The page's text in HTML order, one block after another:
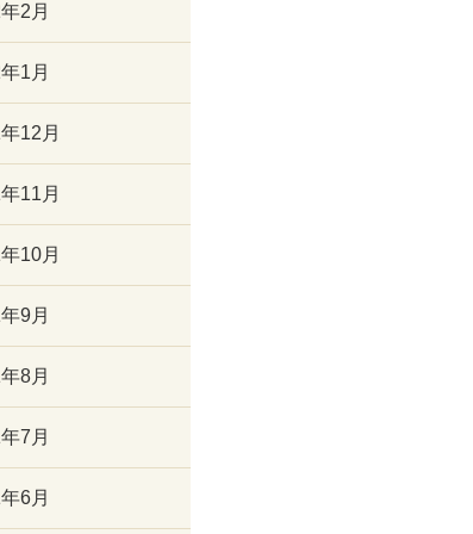
2月
1月
12月
11月
10月
9月
8月
7月
6月